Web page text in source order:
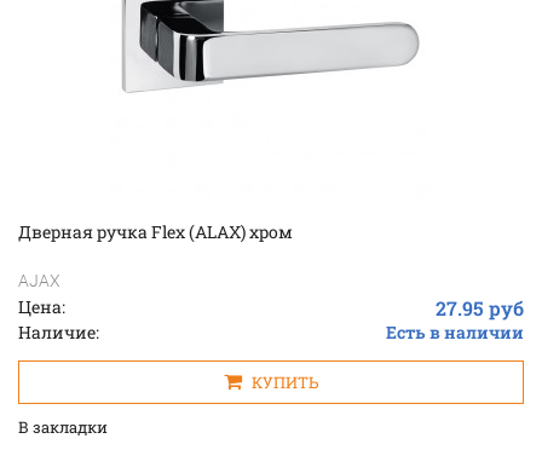
Дверная ручка Flex (ALAX) хром
AJAX
Цена: 27.95 руб
Наличие: Есть в наличии
КУПИТЬ
В закладки